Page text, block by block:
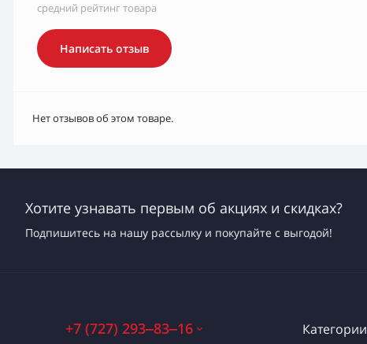
средний рейтинг товара
Написать отзыв
Нет отзывов об этом товаре.
Хотите узнавать первым об акциях и скидках?
Подпишитесь на нашу рассылку и покупайте с выгодой!
+7 (727) 293‒83‒16 Категории